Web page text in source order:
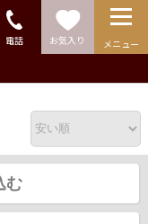
電話 お気入り メニュー
む